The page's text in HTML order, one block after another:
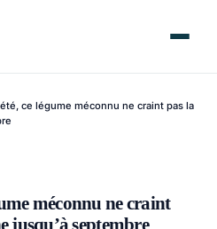
ce légume méconnu ne craint pas la
méconnu ne craint
jusqu’à septembre